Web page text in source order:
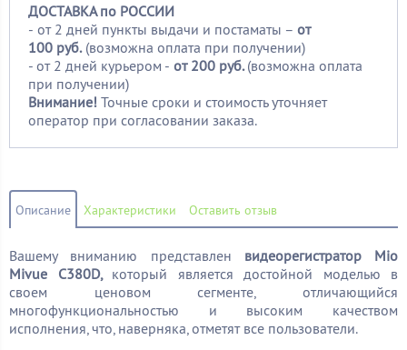
ДОСТАВКА по РОССИИ
- от 2 дней пункты выдачи и постаматы – от
100 руб. (возможна оплата при получении)
- от 2 дней курьером - от 200 руб.(возможна оплата
при получении)
Внимание! Точные сроки и стоимость уточняет
оператор при согласовании заказа.
Описание Характеристики Оставить отзыв
Вашему вниманию представлен видеорегистратор Mio
Mivue C380D, который является достойной моделью в
своем ценовом сегменте, отличающийся
многофункциональностью и высоким качеством
исполнения, что, наверняка, отметят все пользователи.